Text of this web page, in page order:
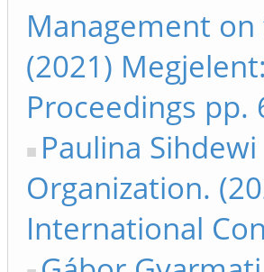
Management
(2021)
Proceedings pp.
Paulina
Organization.
International